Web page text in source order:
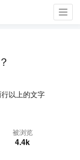
以上的文字
被浏览
4.4k